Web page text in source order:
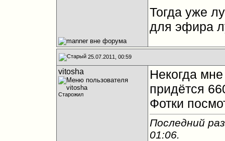
Тогда уже
для эфира
25.07.2011, 00:59
vitosha
Старожил
Некогда
придётся
Фотки
Последний
01:06.